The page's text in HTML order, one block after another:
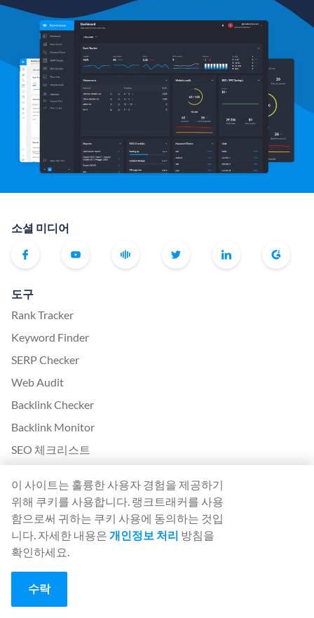
소셜 미디어
도구
Rank Tracker
Keyword Finder
SERP Checker
Web Audit
Backlink Checker
Backlink Monitor
SEO 체크리스트
무료: SERP 시뮬레이터
순위 추적기 더 보기
White Label SaaS Backlink Service
작동 방식
제휴 프로그램
이 사이트는 훌륭한 사용자 경험을 제공하기
위해 쿠키를 사용합니다. 랭크트래커를 사용
함으로써 귀하는 쿠키 사용에 동의하는 것입
니다. 자세한 내용은 개인정보 처리 방침을
확인하세요.
수락